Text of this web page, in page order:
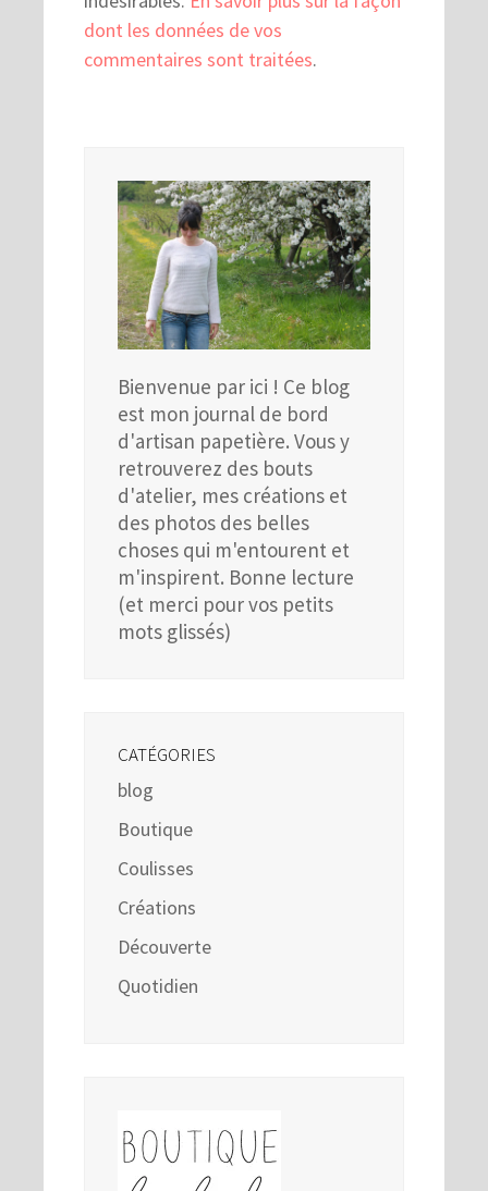
dont les données de vos
commentaires sont traitées.
Bienvenue par ici ! Ce blog
est mon journal de bord
d'artisan papetière. Vous y
retrouverez des bouts
d'atelier, mes créations et
des photos des belles
choses qui m'entourent et
m'inspirent. Bonne lecture
(et merci pour vos petits
mots glissés)
CATÉGORIES
blog
Boutique
Coulisses
Créations
Découverte
Quotidien